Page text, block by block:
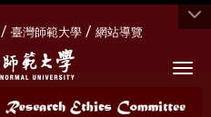
/ 臺灣師範大學 / 網站導覽